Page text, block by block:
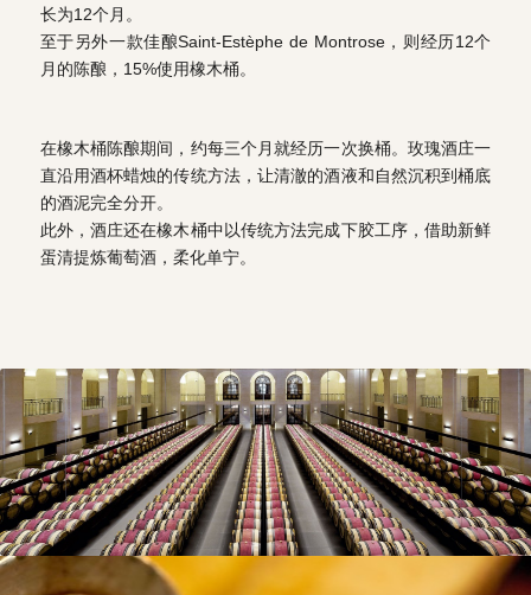
长为12个月。
至于另外一款佳酿Saint-Estèphe de Montrose，则经历12个
月的陈酿，15%使用橡木桶。
在橡木桶陈酿期间，约每三个月就经历一次换桶。玫瑰酒庄一
直沿用酒杯蜡烛的传统方法，让清澈的酒液和自然沉积到桶底
的酒泥完全分开。
此外，酒庄还在橡木桶中以传统方法完成下胶工序，借助新鲜
蛋清提炼葡萄酒，柔化单宁。